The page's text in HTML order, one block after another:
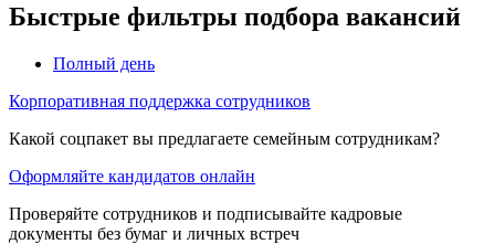
Быстрые фильтры подбора вакансий
Полный день
Корпоративная поддержка сотрудников
Какой соцпакет вы предлагаете семейным сотрудникам?
Оформляйте кандидатов онлайн
Проверяйте сотрудников и подписывайте кадровые
документы без бумаг и личных встреч